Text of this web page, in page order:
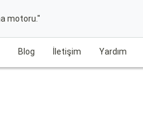
motoru."
Blog İletişim Yardım